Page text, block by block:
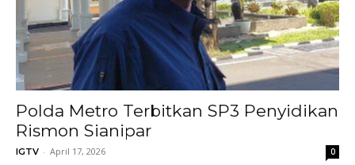
Polda Metro Terbitkan SP3 Penyidikan
Rismon Sianipar
IGTV - April 17, 2026 0